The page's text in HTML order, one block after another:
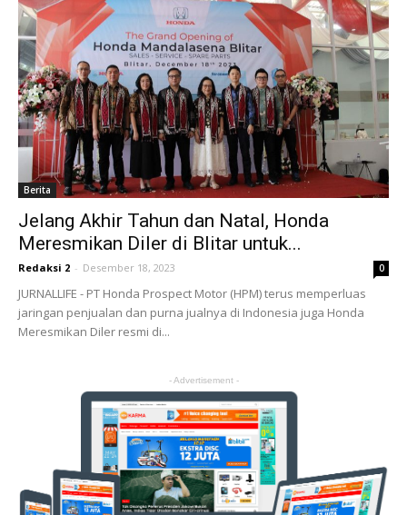
Berita
Jelang Akhir Tahun dan Natal, Honda
Meresmikan Diler di Blitar untuk...
Redaksi 2 - Desember 18, 2023 0
JURNALLIFE - PT Honda Prospect Motor (HPM) terus memperluas
jaringan penjualan dan purna jualnya di Indonesia juga Honda
Meresmikan Diler resmi di...
- Advertisement -